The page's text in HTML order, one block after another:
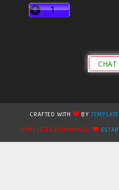
CHAT
CRAFTED WITH BY
TEMPLATES2909MMXXII